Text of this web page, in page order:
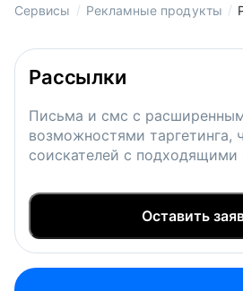
Сервисы / Рекламные продукты /
Рассылки
Письма и смс с
возможностями таргетинга,
соискателей с
Оставить